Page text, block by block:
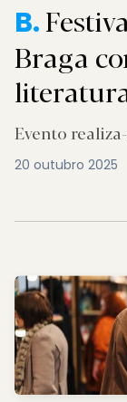
B.
Braga com 10 dias de
Evento
20 outubro 2025